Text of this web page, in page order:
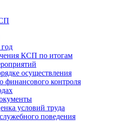
КСП по итогам
осуществления
финансового контроля
условий труда
поведения